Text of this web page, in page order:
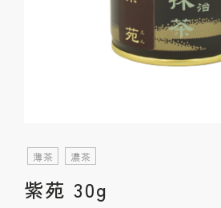
薄茶 濃茶
紫苑 30g